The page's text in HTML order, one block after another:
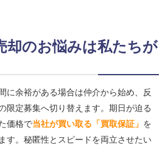
却のお悩みは私たちが
に余裕がある場合は仲介から始め、反
限定募集へ切り替えます。期日が迫る
価格で当社が買い取る「買取保証」 を
す。秘匿性とスピードを両立させたい